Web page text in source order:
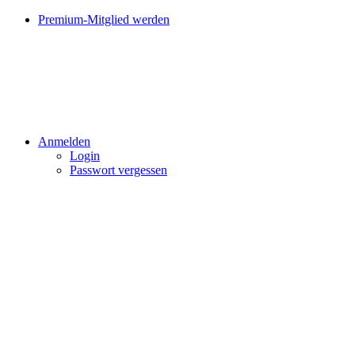
Premium-Mitglied werden
Anmelden
Login
Passwort vergessen